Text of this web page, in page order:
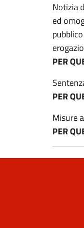
Notizia
ed
PER
PER
Misure
PER